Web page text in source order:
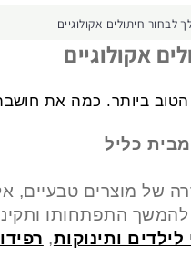
אקולוגיים
כמה את חושבת
טבעיים,
התפתחותו ותקינות
ותינוקות רפידות